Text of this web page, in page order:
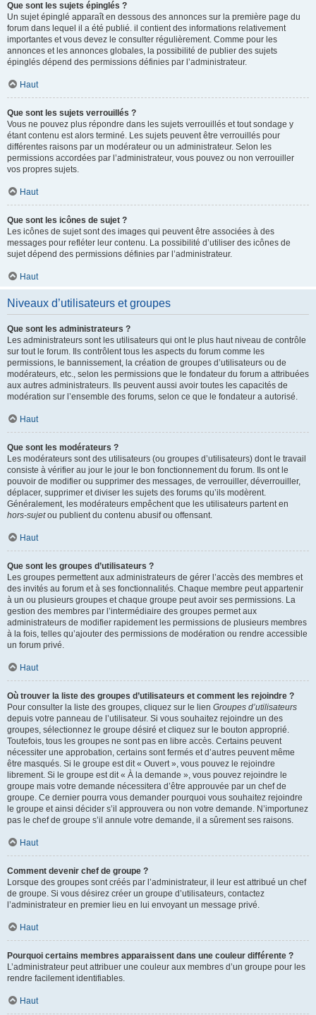
Que sont les sujets épinglés ?
Un sujet épinglé apparaît en dessous des annonces sur la première page du
forum dans lequel il a été publié. il contient des informations relativement
importantes et vous devez le consulter régulièrement. Comme pour les
annonces et les annonces globales, la possibilité de publier des sujets
épinglés dépend des permissions définies par l’administrateur.
Haut
Que sont les sujets verrouillés ?
Vous ne pouvez plus répondre dans les sujets verrouillés et tout sondage y
étant contenu est alors terminé. Les sujets peuvent être verrouillés pour
différentes raisons par un modérateur ou un administrateur. Selon les
permissions accordées par l’administrateur, vous pouvez ou non verrouiller
vos propres sujets.
Haut
Que sont les icônes de sujet ?
Les icônes de sujet sont des images qui peuvent être associées à des
messages pour refléter leur contenu. La possibilité d’utiliser des icônes de
sujet dépend des permissions définies par l’administrateur.
Haut
Niveaux d’utilisateurs et groupes
Que sont les administrateurs ?
Les administrateurs sont les utilisateurs qui ont le plus haut niveau de contrôle
sur tout le forum. Ils contrôlent tous les aspects du forum comme les
permissions, le bannissement, la création de groupes d’utilisateurs ou de
modérateurs, etc., selon les permissions que le fondateur du forum a attribuées
aux autres administrateurs. Ils peuvent aussi avoir toutes les capacités de
modération sur l’ensemble des forums, selon ce que le fondateur a autorisé.
Haut
Que sont les modérateurs ?
Les modérateurs sont des utilisateurs (ou groupes d’utilisateurs) dont le travail
consiste à vérifier au jour le jour le bon fonctionnement du forum. Ils ont le
pouvoir de modifier ou supprimer des messages, de verrouiller, déverrouiller,
déplacer, supprimer et diviser les sujets des forums qu’ils modèrent.
Généralement, les modérateurs empêchent que les utilisateurs partent en
hors-sujetou publient du contenu abusif ou offensant.
Haut
Que sont les groupes d’utilisateurs ?
Les groupes permettent aux administrateurs de gérer l’accès des membres et
des invités au forum et à ses fonctionnalités. Chaque membre peut appartenir
à un ou plusieurs groupes et chaque groupe peut avoir ses permissions. La
gestion des membres par l’intermédiaire des groupes permet aux
administrateurs de modifier rapidement les permissions de plusieurs membres
à la fois, telles qu’ajouter des permissions de modération ou rendre accessible
un forum privé.
Haut
Où trouver la liste des groupes d’utilisateurs et comment les rejoindre ?
Pour consulter la liste des groupes, cliquez sur le lien Groupes d’utilisateurs
depuis votre panneau de l’utilisateur. Si vous souhaitez rejoindre un des
groupes, sélectionnez le groupe désiré et cliquez sur le bouton approprié.
Toutefois, tous les groupes ne sont pas en libre accès. Certains peuvent
nécessiter une approbation, certains sont fermés et d’autres peuvent même
être masqués. Si le groupe est dit « Ouvert », vous pouvez le rejoindre
librement. Si le groupe est dit « À la demande », vous pouvez rejoindre le
groupe mais votre demande nécessitera d’être approuvée par un chef de
groupe. Ce dernier pourra vous demander pourquoi vous souhaitez rejoindre
le groupe et ainsi décider s’il approuvera ou non votre demande. N’importunez
pas le chef de groupe s’il annule votre demande, il a sûrement ses raisons.
Haut
Comment devenir chef de groupe ?
Lorsque des groupes sont créés par l’administrateur, il leur est attribué un chef
de groupe. Si vous désirez créer un groupe d’utilisateurs, contactez
l’administrateur en premier lieu en lui envoyant un message privé.
Haut
Pourquoi certains membres apparaissent dans une couleur différente ?
L’administrateur peut attribuer une couleur aux membres d’un groupe pour les
rendre facilement identifiables.
Haut